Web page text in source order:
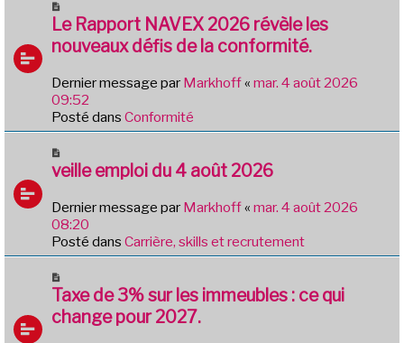
g
e
o
u
v
a
u
m
s
g
e
Le Rapport NAVEX 2026 révèle les
nouveaux défis de la conformité.
Dernier message par Markhoff« mar. 4 août 2026
09:52
Posté dans Conformité
o
v
e
a
u
e
s
s
veille emploi du 4 août 2026
Dernier message par Markhoff« mar. 4 août 2026
08:20
Posté dans Carrière, skills et recrutement
o
u
v
Taxe de 3% sur les immeubles : ce qui
change pour 2027.